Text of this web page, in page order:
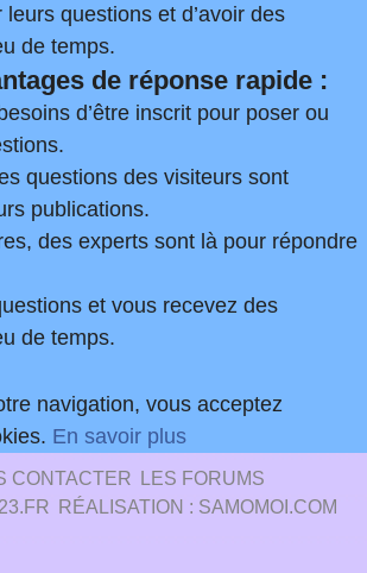
questions et d’avoir des
de temps.
de réponse rapide :
d’être inscrit pour poser ou
questions des visiteurs sont
publications.
des experts sont là pour répondre
et vous recevez des
de temps.
navigation, vous acceptez
En savoir plus
CONTACTER
LES FORUMS
RÉALISATION : SAMOMOI.COM